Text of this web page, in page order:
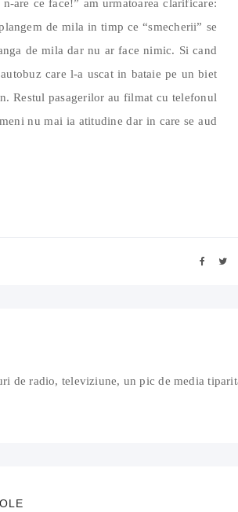
are ce face!” am urmatoarea clarificare:
de mila in timp ce “smecherii” se
de mila dar nu ar face nimic. Si cand
care l-a uscat in bataie pe un biet
Restul pasagerilor au filmat cu telefonul
nu mai ia atitudine dar in care se aud
de radio, televiziune, un pic de media